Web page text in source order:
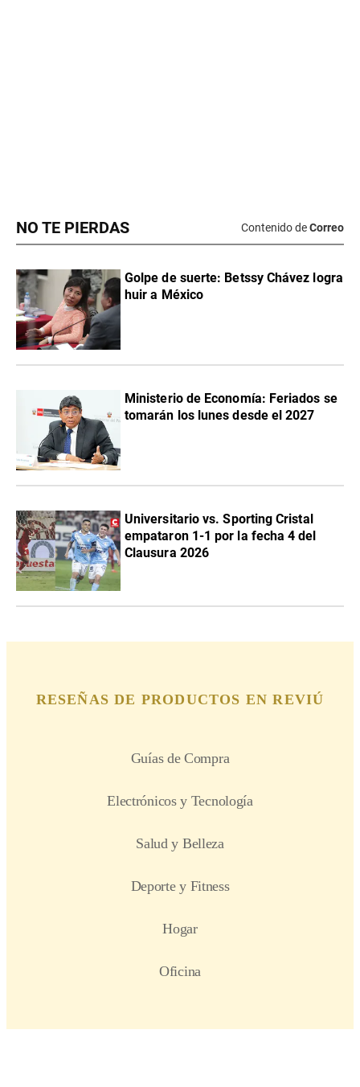
NO TE PIERDAS Contenido deCorreo
Golpe de suerte: Betssy Chávez logra
huir a México
Ministerio de Economía: Feriados se
tomarán los lunes desde el 2027
Universitario vs. Sporting Cristal
empataron 1-1 por la fecha 4 del
Clausura 2026